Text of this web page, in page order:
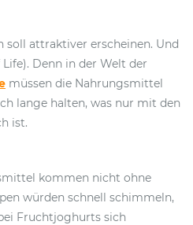
soll attraktiver erscheinen. Und
Denn in der Welt der
müssen die Nahrungsmittel
lange halten, was nur mit den
ist.
kommen nicht ohne
würden schnell schimmeln,
Fruchtjoghurts sich